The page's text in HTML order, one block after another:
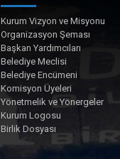
Kurum Vizyon ve Misyonu
Organizasyon Şeması
Başkan Yardımcıları
Belediye Meclisi
Belediye Encümeni
Komisyon Üyeleri
Yönetmelik ve Yönergeler
Kurum Logosu
Birlik Dosyası